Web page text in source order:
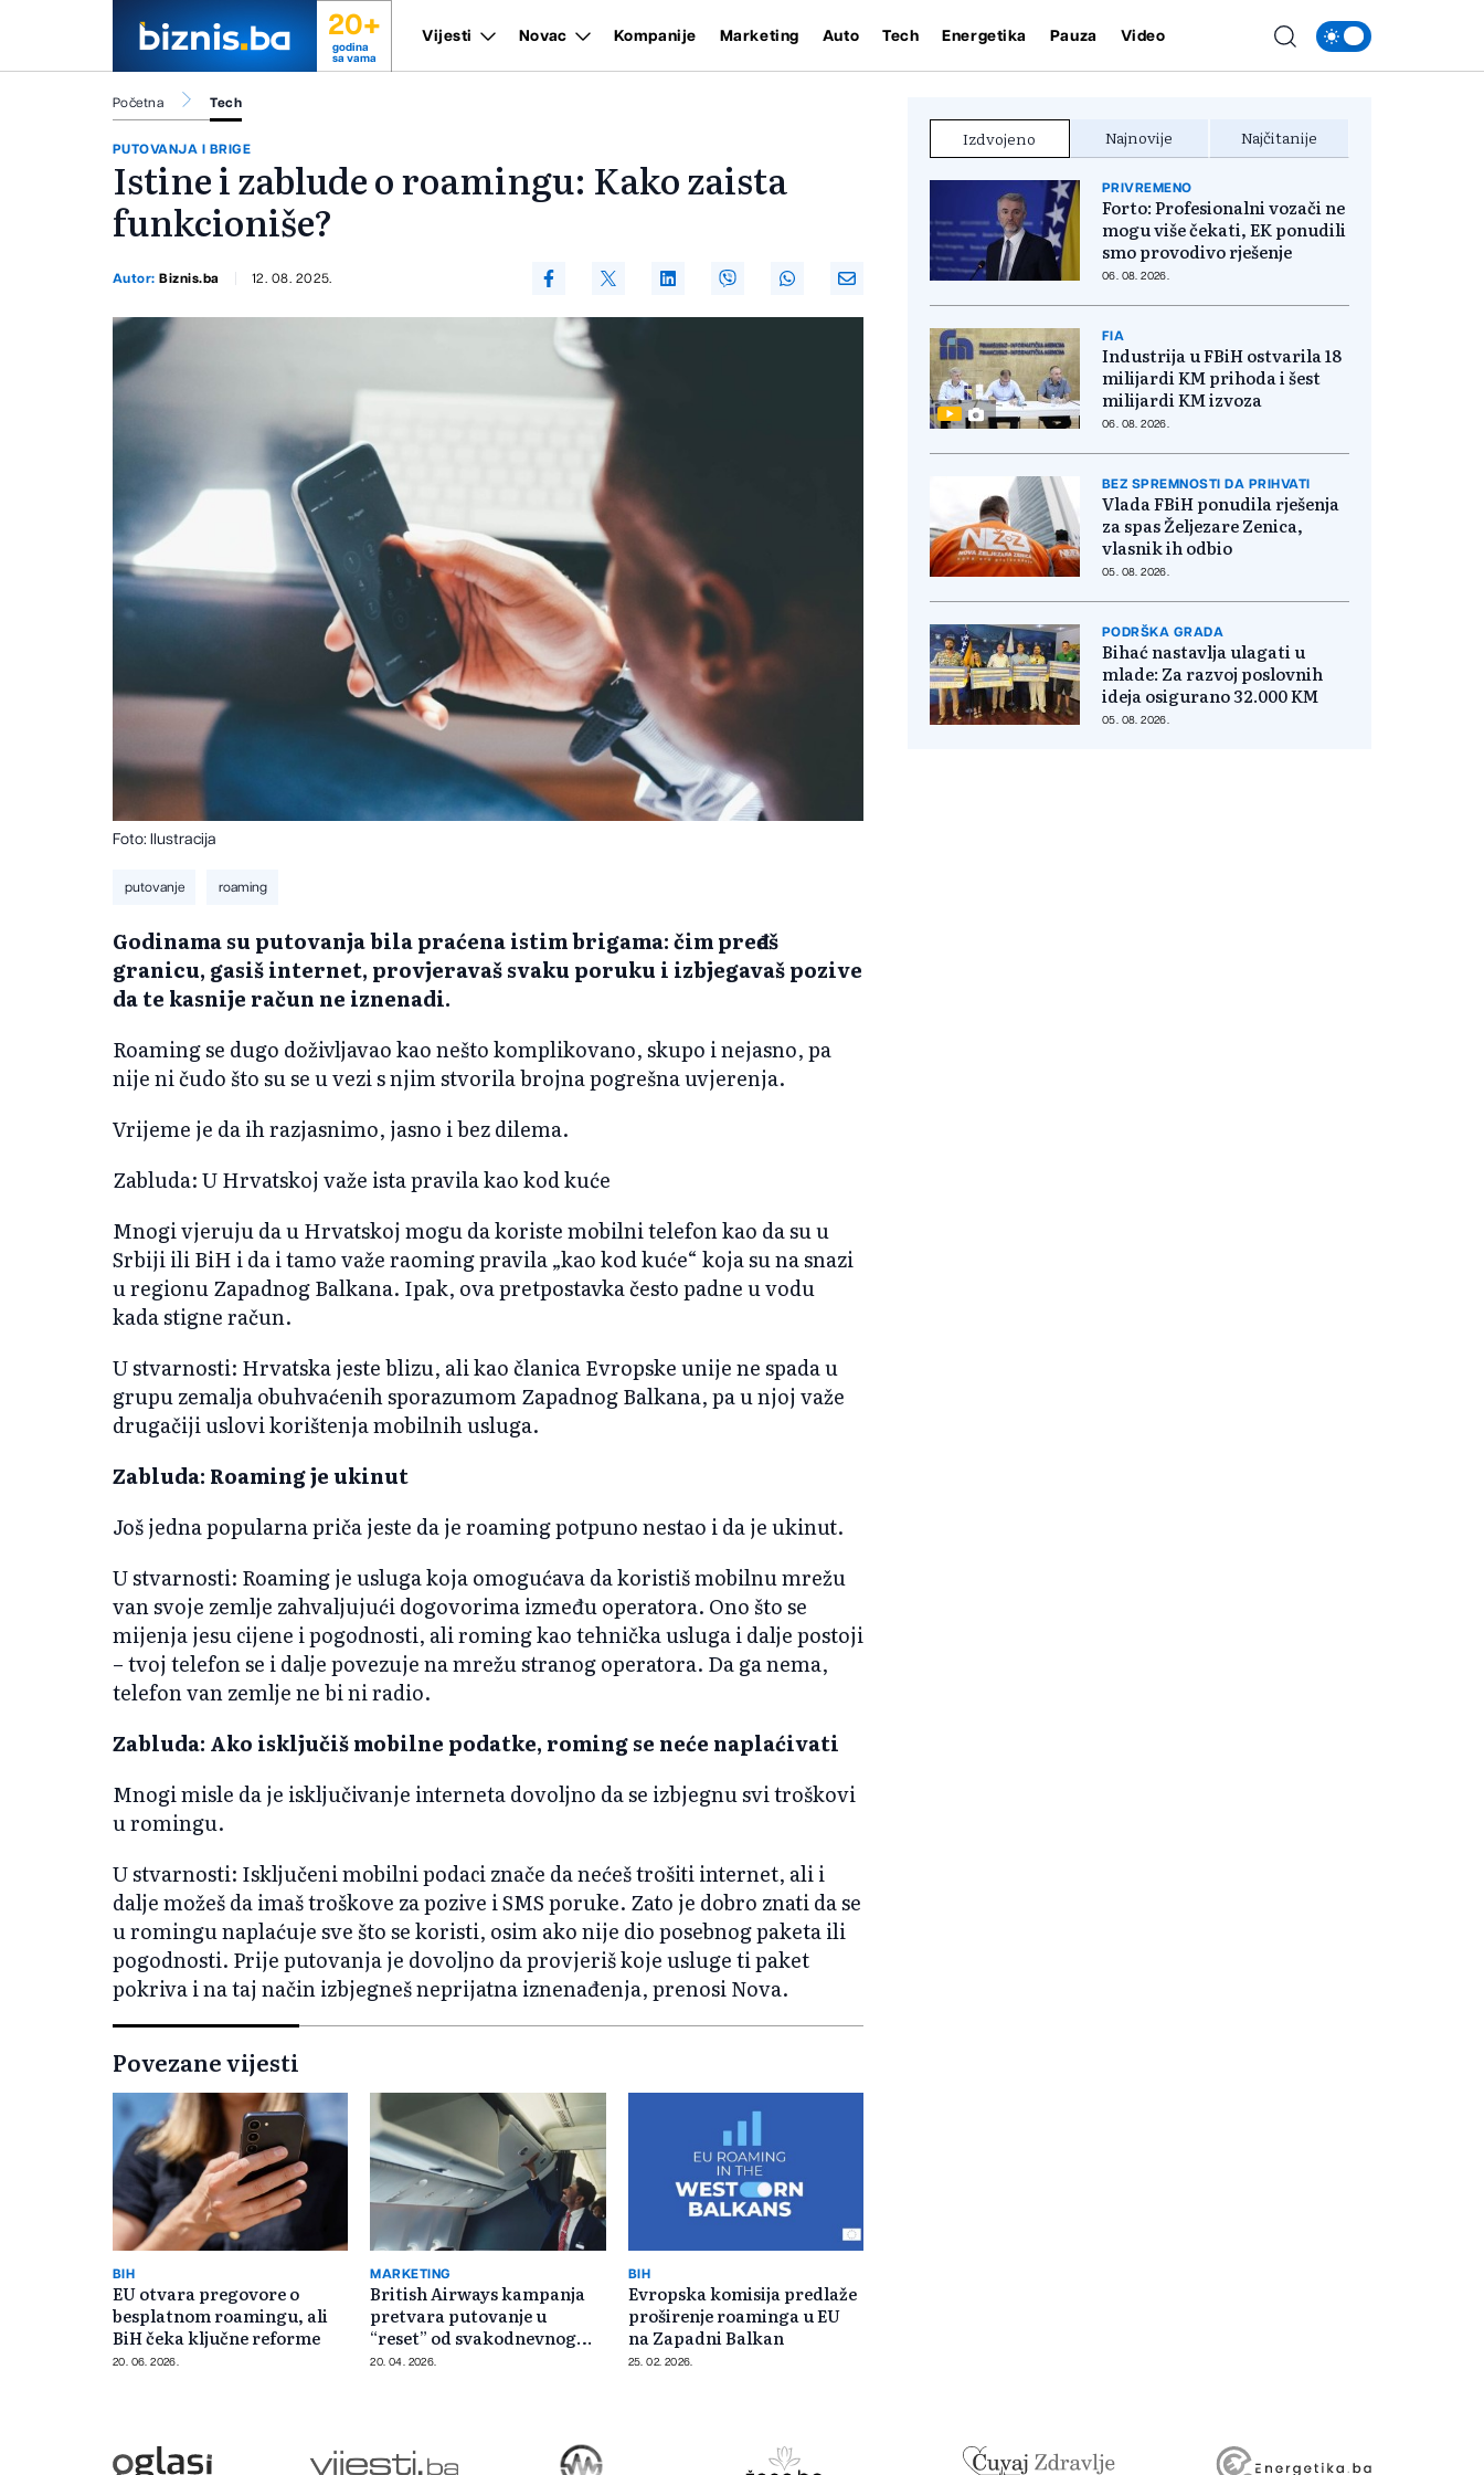
20+
godina
sa vama
Vijesti Novac Kompanije Marketing Auto Tech Energetika Pauza Video
Početna Tech
PUTOVANJA I BRIGE
Istine i zablude o roamingu: Kako zaista
funkcioniše?
Autor:Biznis.ba 12. 08. 2025.
Foto: Ilustracija
putovanje roaming
Godinama su putovanja bila praćena istim brigama: čim pređeš
granicu, gasiš internet, provjeravaš svaku poruku i izbjegavaš pozive
da te kasnije račun ne iznenadi.
Roaming se dugo doživljavao kao nešto komplikovano, skupo i nejasno, pa
nije ni čudo što su se u vezi s njim stvorila brojna pogrešna uvjerenja.
Vrijeme je da ih razjasnimo, jasno i bez dilema.
Zabluda: U Hrvatskoj važe ista pravila kao kod kuće
Mnogi vjeruju da u Hrvatskoj mogu da koriste mobilni telefon kao da su u
Srbiji ili BiH i da i tamo važe raoming pravila „kao kod kuće“ koja su na snazi
u regionu Zapadnog Balkana. Ipak, ova pretpostavka često padne u vodu
kada stigne račun.
U stvarnosti: Hrvatska jeste blizu, ali kao članica Evropske unije ne spada u
grupu zemalja obuhvaćenih sporazumom Zapadnog Balkana, pa u njoj važe
drugačiji uslovi korištenja mobilnih usluga.
Zabluda: Roaming je ukinut
Još jedna popularna priča jeste da je roaming potpuno nestao i da je ukinut.
U stvarnosti: Roaming je usluga koja omogućava da koristiš mobilnu mrežu
van svoje zemlje zahvaljujući dogovorima između operatora. Ono što se
mijenja jesu cijene i pogodnosti, ali roming kao tehnička usluga i dalje postoji
– tvoj telefon se i dalje povezuje na mrežu stranog operatora. Da ga nema,
telefon van zemlje ne bi ni radio.
Zabluda: Ako isključiš mobilne podatke, roming se neće naplaćivati
Mnogi misle da je isključivanje interneta dovoljno da se izbjegnu svi troškovi
u romingu.
U stvarnosti: Isključeni mobilni podaci znače da nećeš trošiti internet, ali i
dalje možeš da imaš troškove za pozive i SMS poruke. Zato je dobro znati da se
u romingu naplaćuje sve što se koristi, osim ako nije dio posebnog paketa ili
pogodnosti. Prije putovanja je dovoljno da provjeriš koje usluge ti paket
pokriva i na taj način izbjegneš neprijatna iznenađenja, prenosi Nova.
Povezane vijesti
BIH
EU otvara pregovore o
besplatnom roamingu, ali
BiH čeka ključne reforme
20. 06. 2026.
MARKETING
British Airways kampanja
pretvara putovanje u
“reset” od svakodnevnog
stresa
20. 04. 2026.
BIH
Evropska komisija predlaže
proširenje roaminga u EU
na Zapadni Balkan
25. 02. 2026.
Izdvojeno Najnovije Najčitanije
PRIVREMENO
Forto: Profesionalni vozači ne
mogu više čekati, EK ponudili
smo provodivo rješenje
06. 08. 2026.
FIA
Industrija u FBiH ostvarila 18
milijardi KM prihoda i šest
milijardi KM izvoza
06. 08. 2026.
BEZ SPREMNOSTI DA PRIHVATI
Vlada FBiH ponudila rješenja
za spas Željezare Zenica,
vlasnik ih odbio
05. 08. 2026.
PODRŠKA GRADA
Bihać nastavlja ulagati u
mlade: Za razvoj poslovnih
ideja osigurano 32.000 KM
05. 08. 2026.